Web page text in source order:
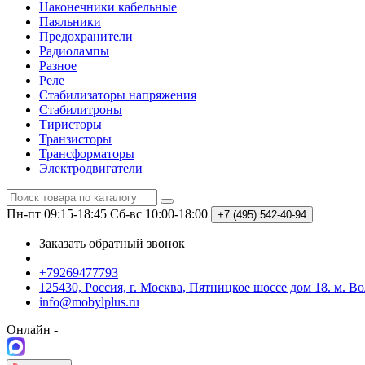
Наконечники кабельные
Паяльники
Предохранители
Радиолампы
Разное
Реле
Стабилизаторы напряжения
Стабилитроны
Тиристоры
Транзисторы
Трансформаторы
Электродвигатели
Пн-пт 09:15-18:45 Сб-вс 10:00-18:00 +7 (495) 542-40-94
Заказать обратный звонок
+79269477793
125430, Россия, г. Москва, Пятницкое шоссе дом 18. м.
info@mobylplus.ru
Онлайн -